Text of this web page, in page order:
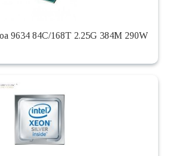
9634 84C/168T 2.25G 384M 290W